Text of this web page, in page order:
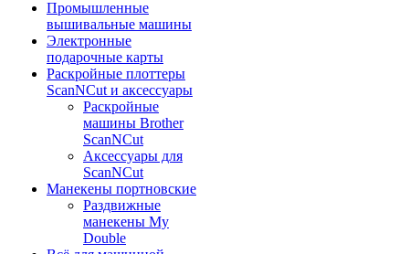
Промышленные
вышивальные машины
Электронные
подарочные карты
Раскройные плоттеры
ScanNCut и аксессуары
Раскройные
машины Brother
ScanNCut
Аксессуары для
ScanNCut
Манекены портновские
Раздвижные
манекены My
Double